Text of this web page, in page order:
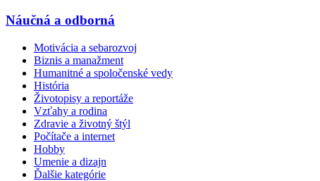
Náučná a odborná
Motivácia a sebarozvoj
Biznis a manažment
Humanitné a spoločenské vedy
História
Životopisy a reportáže
Vzťahy a rodina
Zdravie a životný štýl
Počítače a internet
Hobby
Umenie a dizajn
Ďalšie kategórie